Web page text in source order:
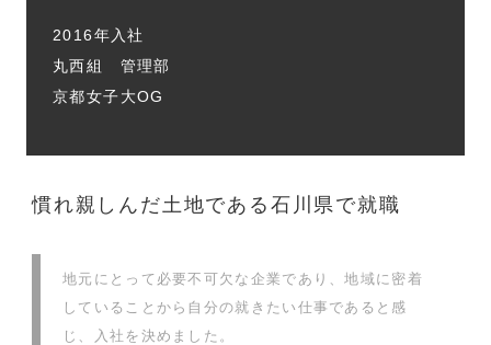
2016年入社
丸西組 管理部
京都女子大OG
慣れ親しんだ土地である石川県で就職
地元にとって必要不可欠な企業であり、地域に密着
していることから自分の就きたい仕事であると感
じ、入社を決めました。